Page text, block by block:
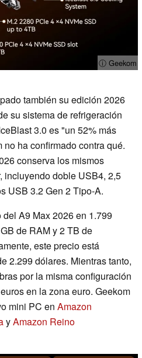
ⓘ Geekom
también su edición 2026
su sistema de refrigeración
3.0 es "un 52% más
ha confirmado contra qué.
conserva los mismos
incluyendo doble USB4, 2,5
USB 3.2 Gen 2 Tipo-A.
A9 Max 2026 en 1.799
de RAM y 2 TB de
este precio está
2.299 dólares. Mientras tanto,
por la misma configuración
en la zona euro. Geekom
mini PC en Amazon
yAmazon Reino